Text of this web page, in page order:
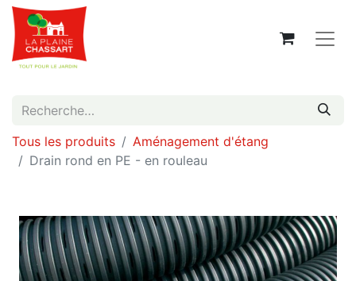
Tous les produits
Aménagement d'étang
Drain rond en PE - en rouleau